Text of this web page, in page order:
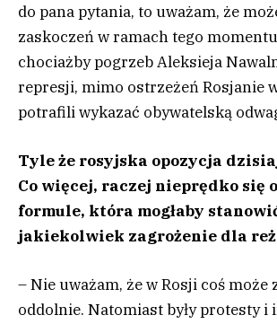
do pana pytania, to uważam, że
zaskoczeń w ramach tego
chociażby pogrzeb Aleksieja
represji, mimo ostrzeżeń Rosjanie
potrafili wykazać obywatelską
Tyle że rosyjska opozycja
Co więcej, raczej nieprędko się
formule, która mogłaby
jakiekolwiek zagrożenie dla
– Nie uważam, że w Rosji coś może
oddolnie. Natomiast były protesty i